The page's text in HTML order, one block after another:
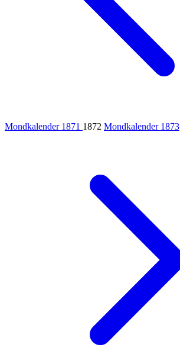
Mondkalender 1871 1872 Mondkalender 1873